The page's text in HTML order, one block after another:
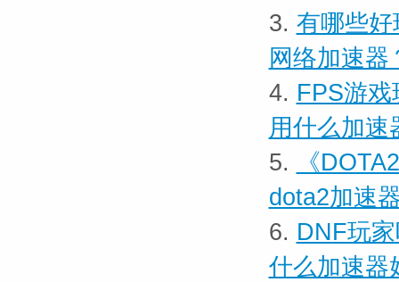
3. 有哪些
网络加速器
4. FPS游
用什么加速
5.
《
dota2加速
6. DNF玩
什么加速器